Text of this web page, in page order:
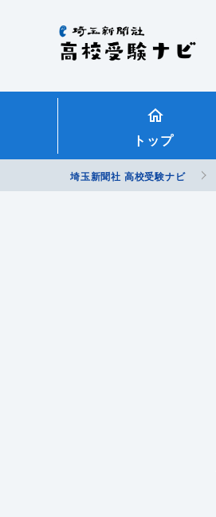
トップ
埼玉新聞社 高校受験ナビ